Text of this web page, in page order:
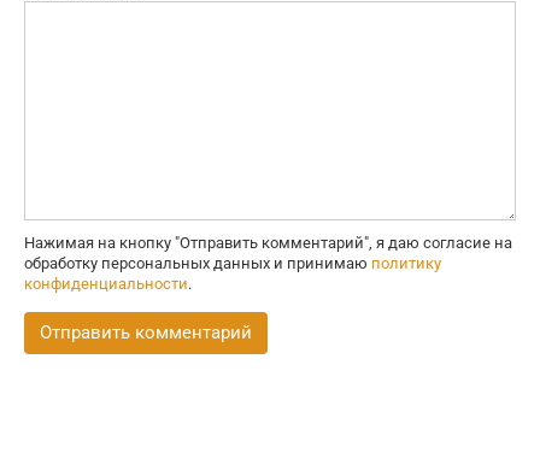
Нажимая на кнопку "Отправить комментарий", я даю согласие на
обработку персональных данных и принимаю политику
конфиденциальности.